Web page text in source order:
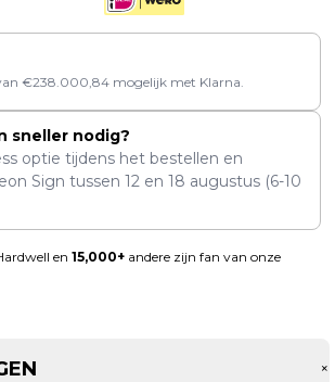
€238.000,84 mogelijk met Klarna.
sneller nodig?
optie tijdens het bestellen en
Sign tussen 12 en 18 augustus (6-10
en 15,000+ andere zijn fan van onze
+